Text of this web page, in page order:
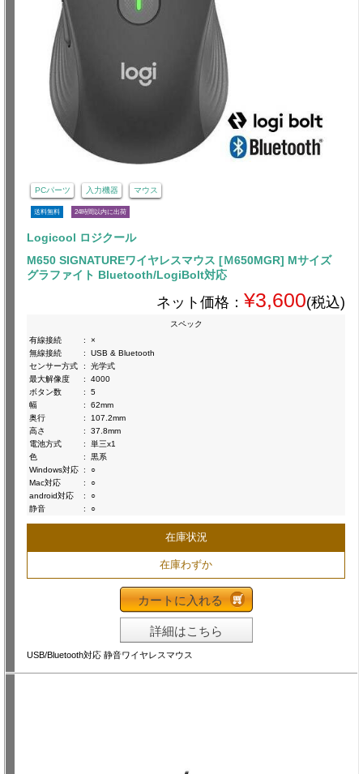
PCパーツ 入力機器 マウス
送料無料 24時間以内に出荷
Logicool ロジクール
M650 SIGNATUREワイヤレスマウス [Ｍ650MGR] Mサイズ
グラファイト Bluetooth/LogiBolt対応
ネット価格： ¥3,600(税込)
スペック
有線接続
:
×
無線接続
:
USB & Bluetooth
センサー方式
:
光学式
最大解像度
:
4000
ボタン数
:
5
幅
:
62mm
奥行
:
107.2mm
高さ
:
37.8mm
電池方式
:
単三x1
色
:
黒系
Windows対応 :
○
Mac対応
:
○
android対応
:
○
静音
: ○
在庫状況
在庫わずか
カートに入れる
詳細はこちら
USB/Bluetooth対応 静音ワイヤレスマウス